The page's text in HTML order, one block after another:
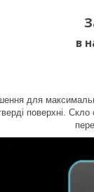
в
для
поверхні.